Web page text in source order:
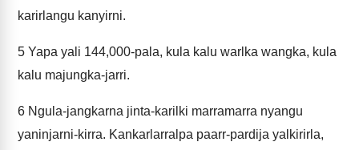
karirlangu kanyirni.
5 Yapa yali 144,000-pala, kula kalu warlka wangka, kula
kalu majungka-jarri.
6 Ngula-jangkarna jinta-karilki marramarra nyangu
yaninjarni-kirra. Kankarlarralpa paarr-pardija yalkirirla,